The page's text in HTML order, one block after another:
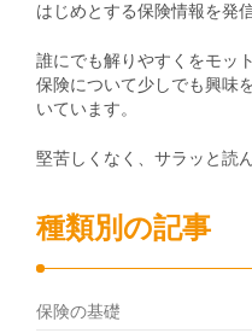
はじめとする保険情報を発
誰にでも解りやすくをモッ
保険について少しでも興味
いています。
堅苦しくなく、サラッと読
種類別の記事
保険の基礎